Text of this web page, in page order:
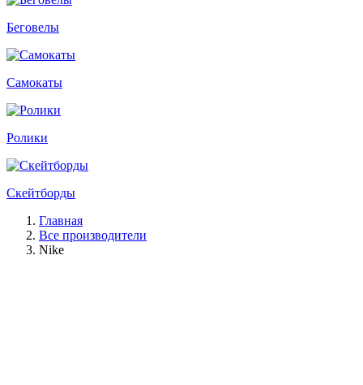
Беговелы
Самокаты
Ролики
Скейтборды
Главная
Все производители
Nike